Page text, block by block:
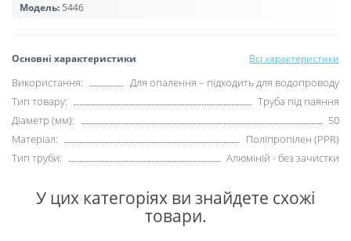
Модель: 5446
Основні характеристики Всі характеристики
Використання:
Для опалення – підходить для водопроводу
Тип товару:
Труба під паяння
Діаметр (мм):
50
Матеріал:
Поліпропілен (PPR)
Тип труби:
Алюміній - без зачистки
У цих категоріях ви знайдете схожі
товари.